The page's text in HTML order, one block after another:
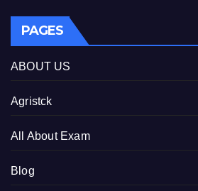
PAGES
ABOUT US
Agristck
All About Exam
Blog